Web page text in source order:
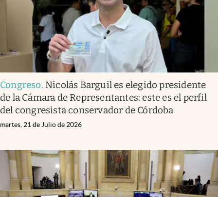
Congreso. Nicolás Barguil es elegido presidente
de la Cámara de Representantes: este es el perfil
del congresista conservador de Córdoba
martes, 21 de Julio de 2026